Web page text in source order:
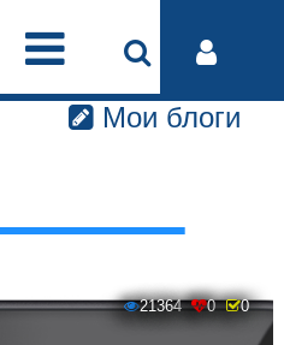
Мои блоги
21364 0 0